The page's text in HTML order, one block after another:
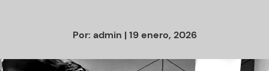
Por: admin | 19 enero, 2026